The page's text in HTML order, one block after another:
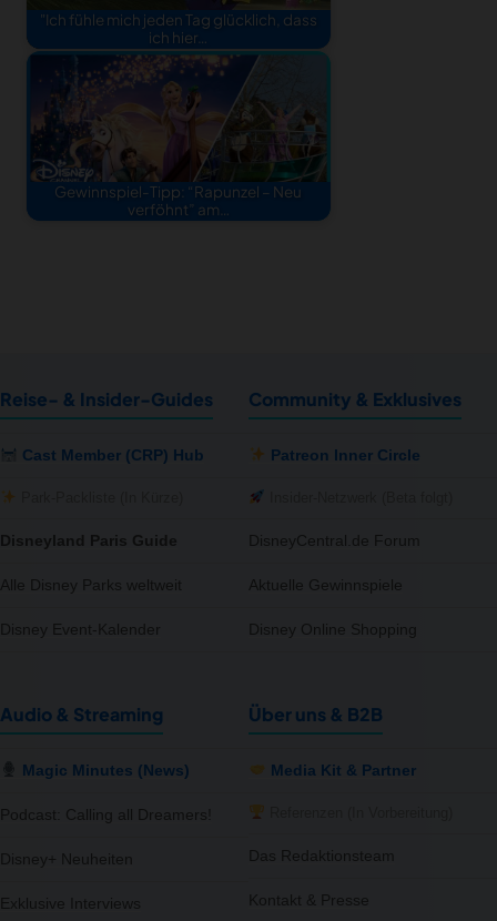
"Ich fühle mich jeden Tag glücklich, dass
ich hier…
Gewinnspiel-Tipp: “Rapunzel – Neu
verföhnt” am…
Reise- & Insider-Guides
Cast Member (CRP) Hub
Disneyland Paris Guide
Alle Disney Parks weltweit
Disney Event-Kalender
Community & Exklusives
Patreon Inner Circle
DisneyCentral.de Forum
Aktuelle Gewinnspiele
Disney Online Shopping
Audio & Streaming
Magic Minutes (News)
Podcast: Calling all Dreamers!
Disney+ Neuheiten
Exklusive Interviews
Über uns & B2B
Media Kit & Partner
Das Redaktionsteam
Kontakt & Presse